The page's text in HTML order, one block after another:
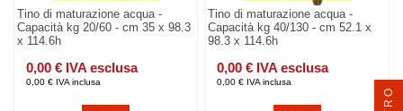
Tino di maturazione acqua -
Capacità kg 20/60 - cm 35 x 98.3
x 114.6h
0,00 € IVA esclusa
0,00 € IVA inclusa
Tino di maturazione acqua -
Capacità kg 40/130 - cm 52.1 x
98.3 x 114.6h
0,00 € IVA esclusa
0,00 € IVA inclusa